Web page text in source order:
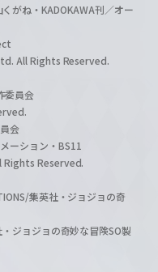
がね・KADOKAWA刊／オー
All Rights Reserved.
委員会
会
ーション・BS11
Reserved.
集英社・ジョジョの奇
ジョジョの奇妙な冒険SO製